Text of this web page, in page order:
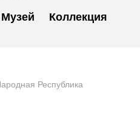
Музей Коллекция
Республика